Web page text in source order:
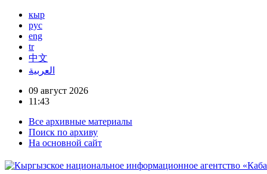
кыр
рус
eng
tr
中文
العربية
09 август 2026
11:43
Все архивные материалы
Поиск по архиву
На основной сайт